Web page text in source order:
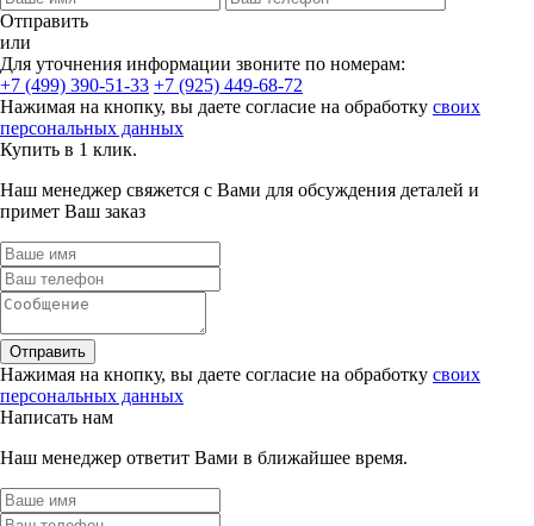
Отправить
или
Для уточнения информации звоните по номерам:
+7 (499) 390-51-33 +7 (925) 449-68-72
Нажимая на кнопку, вы даете согласие на обработку своих
персональных данных
Купить в 1 клик.
Наш менеджер свяжется с Вами для обсуждения деталей и
примет Ваш заказ
Отправить
Нажимая на кнопку, вы даете согласие на обработку своих
персональных данных
Написать нам
Наш менеджер ответит Вами в ближайшее время.